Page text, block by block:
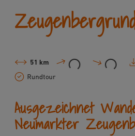
51 km
Rundtour
Ausgezeichnet
Neumarkter